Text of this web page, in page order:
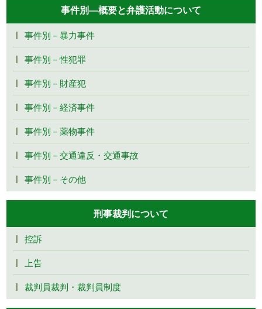
事件別―概要と弁護活動について
事件別－暴力事件
事件別－性犯罪
事件別－財産犯
事件別－経済事件
事件別－薬物事件
事件別－交通違反・交通事故
事件別－その他
刑事裁判について
控訴
上告
裁判員裁判・裁判員制度